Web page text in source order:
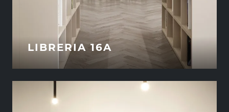
LIBRERIA 16A